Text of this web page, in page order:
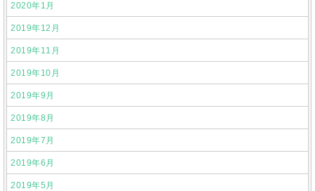
2020年1月
2019年12月
2019年11月
2019年10月
2019年9月
2019年8月
2019年7月
2019年6月
2019年5月